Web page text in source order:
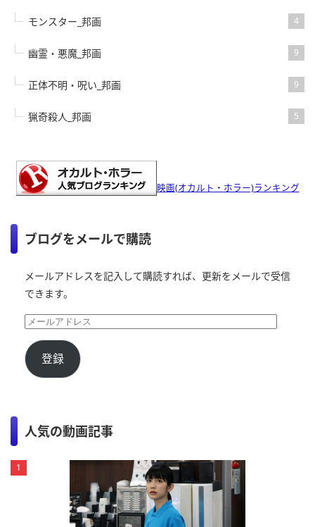
モンスター_邦画 4
幽霊・悪魔_邦画 9
正体不明・呪い_邦画 9
猟奇殺人_邦画 5
映画(オカルト・ホラー)ランキング
ブログをメールで購読
メールアドレスを記入して購読すれば、更新をメールで受信
できます。
登録
人気の動画記事